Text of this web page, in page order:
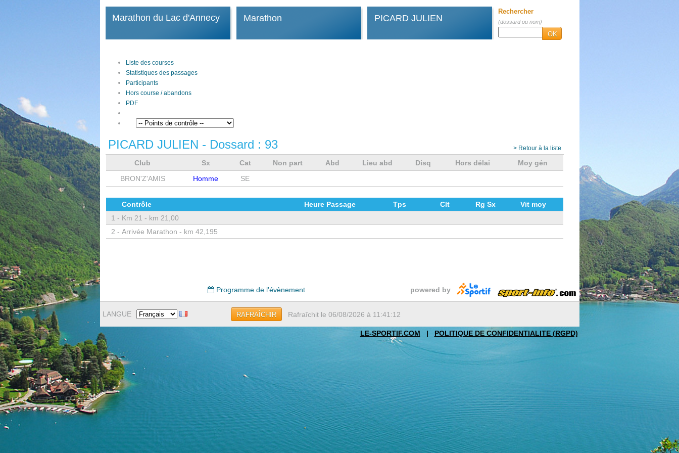
Marathon du Lac d'Annecy Marathon PICARD JULIEN
Rechercher
(dossard ou nom)
OK
Liste des courses
Statistiques des passages
Participants
Hors course / abandons
PDF
PICARD JULIEN - Dossard : 93 > Retour à la liste
Club Sx Cat Non part Abd Lieu abd Disq Hors délai
Moy gén
BRON'Z'AMIS
Homme SE
Contrôle Heure Passage Tps Clt Rg Sx
Vit moy
1 - Km 21 - km 21,00
2 - Arrivée Marathon - km 42,195
Programme de l'évènement powered by
LANGUE RAFRAÎCHIR Rafraîchit le 06/08/2026 à 11:41:12
LE-SPORTIF.COM | POLITIQUE DE CONFIDENTIALITE (RGPD)